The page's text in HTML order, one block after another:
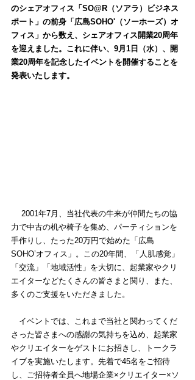
のシェアオフィス「SO@R（ソアラ）ビジネス
ポート」の前身「広島SOHO'（ソーホーズ）オ
フィス」から数え、シェアオフィス開業20周年
を迎えました。これに伴い、9月1日（水）、開
業20周年を記念したイベントを開催することを
発表いたします。
2001年7月、当社代表の牛来が仲間たちの協
力で中古の机や椅子を集め、パーティションを
手作りし、たった20万円で始めた「広島
SOHO’オフィス」。この20年間、「人肌感覚」
「交流」「地域活性」を大切に、起業家やクリ
エイターなどたくさんの皆さまと関り、また、
多くのご支援をいただきました。
イベントでは、これまで当社と関わってくだ
さった皆さまへの感謝の気持ちを込め、起業家
やクリエイターをゲストにお招きし、トークラ
イブを実施いたします。先着で45名をご招待
し、ご招待者全員へ地場企業×クリエイター×ソ